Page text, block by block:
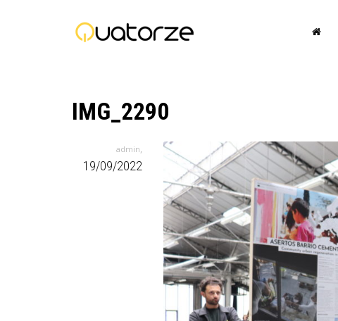
IMG_2290
admin,
19/09/2022